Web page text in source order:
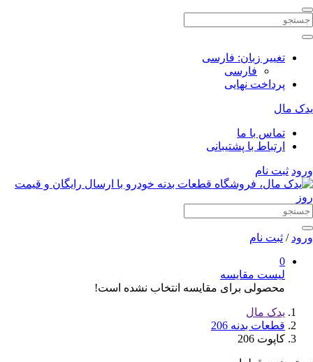
تغییر زبان: فارسی
فارسی
پرداخت نهایی
یدک مال
تماس با ما
ارتباط با پشتیبانی
ورود ثبت نام
ورود / ثبت نام
0
لیست مقایسه
محصولی برای مقایسه انتخاب نشده است!
یدک مال
قطعات بدنه 206
کاپوت 206